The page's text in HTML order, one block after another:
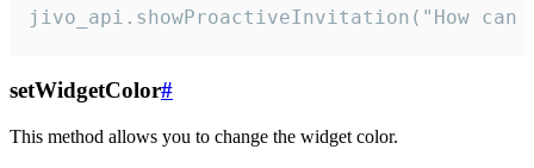
jivo_api.showProactiveInvitation("How
setWidgetColor#
This method allows you to change the widget color.